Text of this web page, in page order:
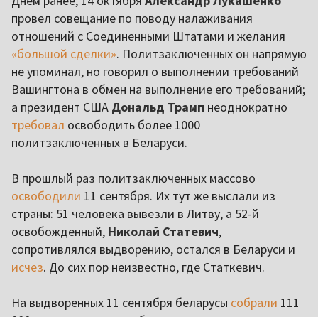
провел совещание по поводу налаживания
отношений с Соединенными Штатами и желания
«большой сделки». Политзаключенных он напрямую
не упоминал, но говорил о выполнении требований
Вашингтона в обмен на выполнение его требований;
а президент США Дональд Трамп неоднократно
требовал освободить более 1000
политзаключенных в Беларуси.
В прошлый раз политзаключенных массово
освободили 11 сентября. Их тут же выслали из
страны: 51 человека вывезли в Литву, а 52-й
освобожденный, Николай Статевич,
сопротивлялся выдворению, остался в Беларуси и
исчез. До сих пор неизвестно, где Статкевич.
На выдворенных 11 сентября беларусы собрали 111